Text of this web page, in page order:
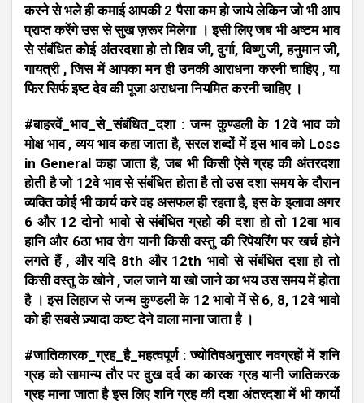
करने से भले ही कमाई आपकी 2 पैसा कम हो जाये लेकिन जो भी आप
प्राप्त करेंगे उस से सुख ज़रूर मिलेगा । इसी लिए जब भी अष्टम भाव
से संबंधित कोई अंतरदशा हो तो शिव जी, दुर्गा, विष्णु जी, हनुमान जी,
गायत्री , जिस में आपका मन ही उनकी आराधना करनी चाहिए , या
फिर सिर्फ इष्ट देव की पूजा अराधना नियमित करनी चाहिए ।
#बाहरवें_भाव_से_संबंधित_दशा : जन्म कुण्डली के 12वे भाव को
मोक्ष भाव , व्यय भाव कहा जाता है, सरल शब्दों में इस भाव को Loss
in General कहा जाता है, जब भी किसी ऐसे ग्रह की अंतरदशा
होती है जो 12वे भाव से संबंधित होता है तो उस दशा समय के दौरान
व्यक्ति कोई भी कार्य करे वह असफल ही रहता है, इस के इलावा अगर
6 और 12 दोनो भावो से संबंधित ग्रहो की दशा हो तो 12वा भाव
हानि और 6ठा भाव रोग यानी किसी वस्तु की रिपेयरिंग पर खर्च होने
लगते हैं , और यदि 8th और 12th भावो से संबंधित दशा हो तो
किसी वस्तु के खोने , जल जाने या खो जाने का भय उस समय में होता
है । इस लिहाज से जन्म कुण्डली के 12 भावो में से 6, 8, 12वे भावो
को ही सबसे ज़्यादा कष्ट देने वाला माना जाता है ।
#जातिकारक_ग्रह_है_महत्वपूर्ण : ज्योतिषअनुसार नवग्रहों में शनि
ग्रह को सामान्य तौर पर दुख दर्द का कारक ग्रह यानी जातिकरक
ग्रह माना जाता है इस लिए शनि ग्रह की दशा अंतरदशा में भी कार्यो